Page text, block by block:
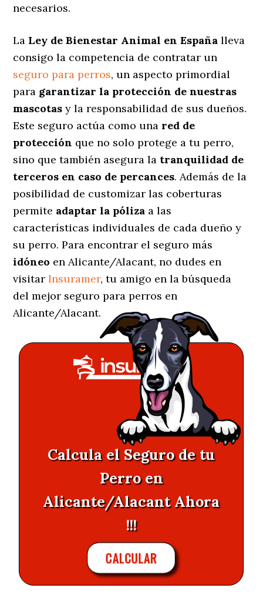
necesarios.
La Ley de Bienestar Animal en España lleva
consigo la competencia de contratar un
seguro para perros, un aspecto primordial
para garantizar la protección de nuestras
mascotas y la responsabilidad de sus dueños.
Este seguro actúa como una red de
protección que no solo protege a tu perro,
sino que también asegura la tranquilidad de
terceros en caso de percances. Además de la
posibilidad de customizar las coberturas
permite adaptar la póliza a las
características individuales de cada dueño y
su perro. Para encontrar el seguro más
idóneo en Alicante/Alacant, no dudes en
visitarInsuramer, tu amigo en la búsqueda
del mejor seguro para perros en
Alicante/Alacant.
Calcula el Seguro de tu
Perro en
Alicante/Alacant Ahora
!!!
CALCULAR